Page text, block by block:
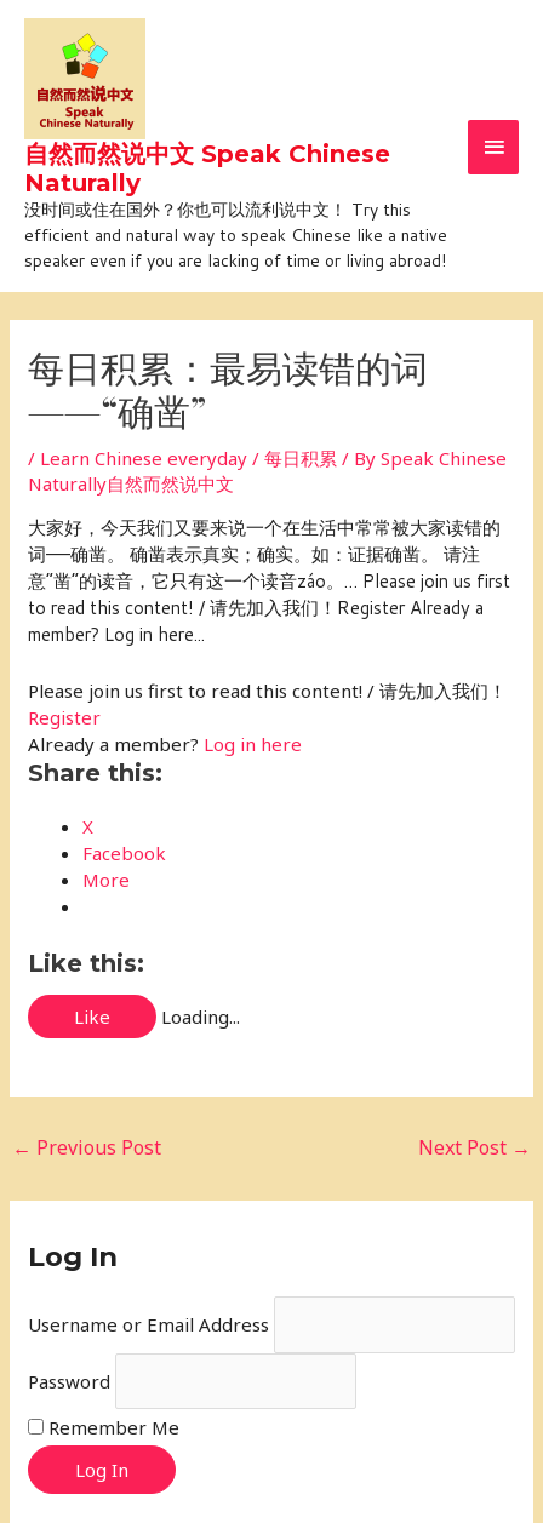
Skip
content
自然而然说中文 Speak Chinese
Naturally
没时间或住在国外？你也可以流利说中文！ Try this
efficient and natural way to speak Chinese like a native
speaker even if you are lacking of time or living abroad!
每日积累：最易读错的词
——“确凿”
/ Learn Chinese everyday / 每日积累 / BySpeak Chinese
Naturally自然而然说中文
大家好，今天我们又要来说一个在生活中常常被大家读错的
词——确凿。 确凿表示真实；确实。如：证据确凿。 请注
意“凿”的读音，它只有这一个读音záo。… Please join us first
to read this content! / 请先加入我们！Register Already a
member? Log in here...
Please join us first to read this content! / 请先加入我们！
Register
Already a member? Log in here
Share this:
X
Facebook
More
Like this:
Like Loading...
← Previous Post Next Post →
Log In
Username or Email Address
Password
Remember Me
Log In